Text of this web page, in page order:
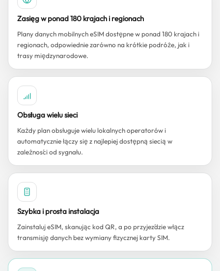
Zasięg w ponad 180 krajach i regionach
Plany danych mobilnych eSIM dostępne w ponad 180 krajach i
regionach, odpowiednie zarówno na krótkie podróże, jak i
trasy międzynarodowe.
Obsługa wielu sieci
Każdy plan obsługuje wielu lokalnych operatorów i
automatycznie łączy się z najlepiej dostępną siecią w
zależności od sygnału.
Szybka i prosta instalacja
Zainstaluj eSIM, skanując kod QR, a po przyjeździe włącz
transmisję danych bez wymiany fizycznej karty SIM.